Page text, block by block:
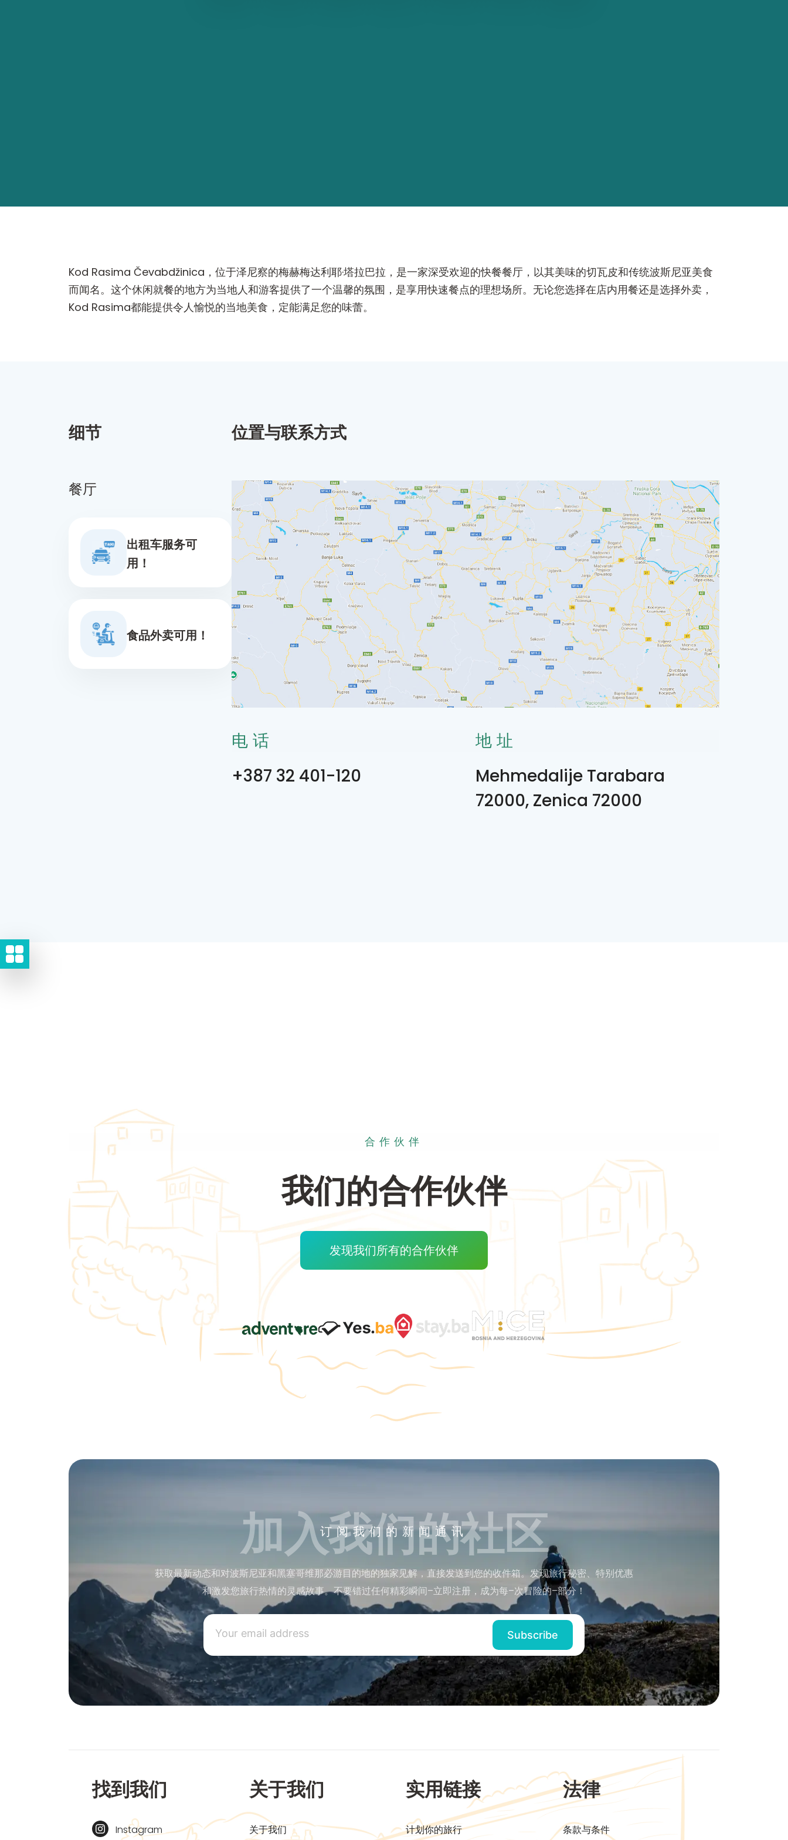
Kod Rasima Čevabdžinica，位于泽尼察的梅赫梅达利耶·塔拉巴拉，是一家深受欢迎的快餐餐厅，以其美味的切瓦皮和传统波斯尼亚美食
而闻名。这个休闲就餐的地方为当地人和游客提供了一个温馨的氛围，是享用快速餐点的理想场所。无论您选择在店内用餐还是选择外卖，
Kod Rasima都能提供令人愉悦的当地美食，定能满足您的味蕾。
细节
餐厅
出租车服务可
用！
食品外卖可用！
位置与联系方式
电话
+387 32 401-120
地址
Mehmedalije Tarabara
72000, Zenica 72000
合作伙伴
我们的合作伙伴
发现我们所有的合作伙伴
订阅我们的新闻通讯
加入我们的社区
获取最新动态和对波斯尼亚和黑塞哥维那必游目的地的独家见解，直接发送到您的收件箱。发现旅行秘密、特别优惠
和激发您旅行热情的灵感故事。不要错过任何精彩瞬间–立即注册，成为每–次冒险的–部分！
找到我们
Instagram
关于我们
关于我们
实用链接
计划你的旅行
法律
条款与条件